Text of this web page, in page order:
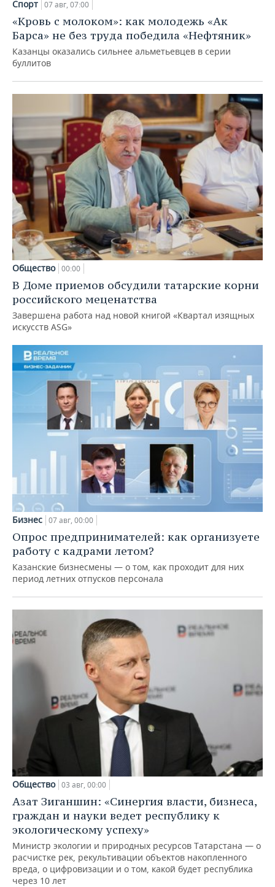
Спорт 07 авг, 07:00
«Кровь с молоком»: как молодежь «Ак
Барса» не без труда победила «Нефтяник»
Казанцы оказались сильнее альметьевцев в серии
буллитов
Общество 00:00
В Доме приемов обсудили татарские корни
российского меценатства
Завершена работа над новой книгой «Квартал изящных
искусств ASG»
Бизнес 07 авг, 00:00
Опрос предпринимателей: как организуете
работу с кадрами летом?
Казанские бизнесмены — о том, как проходит для них
период летних отпусков персонала
Общество 03 авг, 00:00
Азат Зиганшин: «Синергия власти, бизнеса,
граждан и науки ведет республику к
экологическому успеху»
Министр экологии и природных ресурсов Татарстана — о
расчистке рек, рекультивации объектов накопленного
вреда, о цифровизации и о том, какой будет республика
через 10 лет